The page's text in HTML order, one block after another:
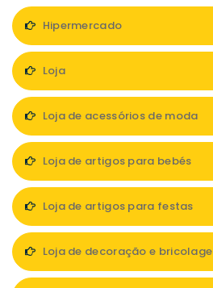
Hipermercado
Loja
Loja de acessórios de moda
Loja de artigos para bebés
Loja de artigos para festas
Loja de decoração e bricolage